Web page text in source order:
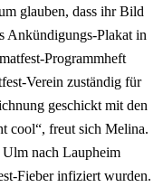
glauben, dass ihr Bild
Ankündigungs-Plakat in
Programmheft
Verein zuständig für
geschickt mit den
cool“, freut sich Melina.
nach Laupheim
Fieber infiziert wurden.